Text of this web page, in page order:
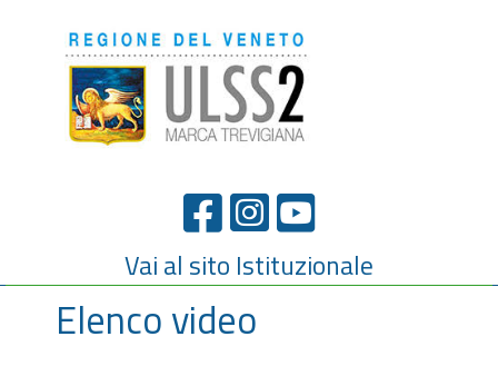
Vai al sito Istituzionale
Elenco video